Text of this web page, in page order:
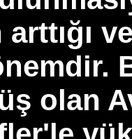
arttığı
olan